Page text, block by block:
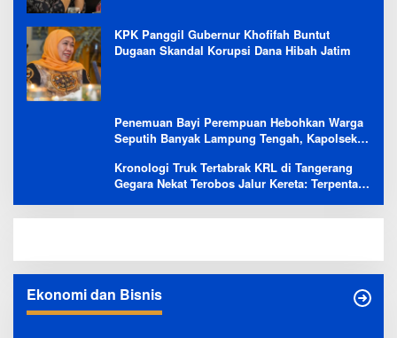
KPK Panggil Gubernur Khofifah Buntut
Dugaan Skandal Korupsi Dana Hibah Jatim
Penemuan Bayi Perempuan Hebohkan Warga
Seputih Banyak Lampung Tengah, Kapolsek:
Kronologi Truk Tertabrak KRL di Tangerang
Gegara Nekat Terobos Jalur Kereta: Terpental,
Ekonomi dan Bisnis